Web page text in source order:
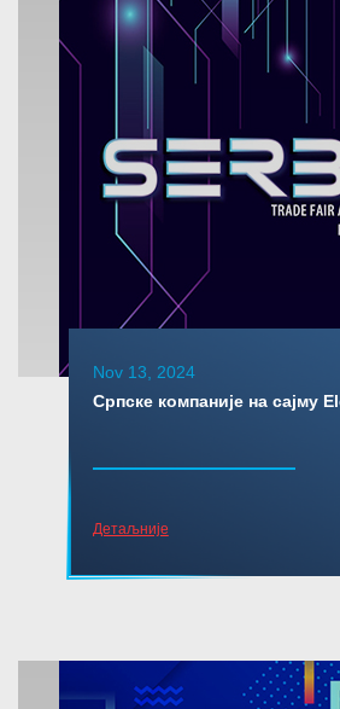
Nov 13, 2024
Српске компаније на сајму
Детаљније